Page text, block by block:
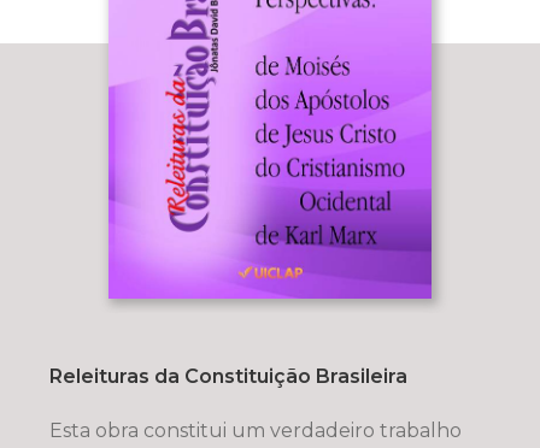
Releituras da Constituição Brasileira
Esta obra constitui um verdadeiro trabalho